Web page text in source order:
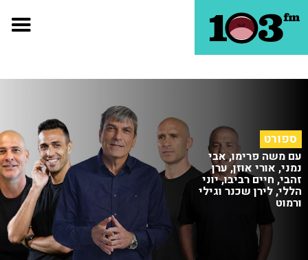
ספורט
עם משה פרימו, אבי
נמני, אורי אוזן, ערן
זהבי, חיים רביבו, יוני
הללי, לירן שכנר וגילי
ורמוט